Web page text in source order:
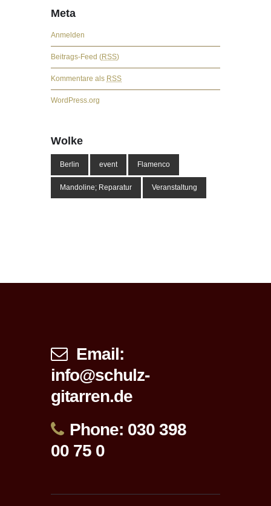
Meta
Anmelden
Beitrags-Feed (RSS)
Kommentare als RSS
WordPress.org
Wolke
Berlin event Flamenco
Mandoline; Reparatur Veranstaltung
Email:
info@schulz-
gitarren.de
Phone: 030 398
00 75 0